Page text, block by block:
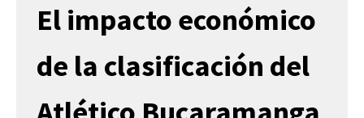
El impacto económico
de la clasificación del